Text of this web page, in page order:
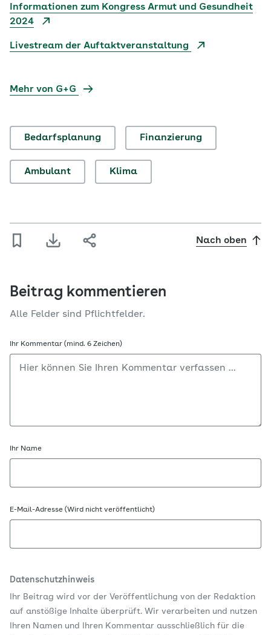
Informationen zum Kongress Armut und Gesundheit
2024
Livestream der Auftaktveranstaltung
Mehr von G+G
Bedarfsplanung Finanzierung
Ambulant Klima
Nach oben
Beitrag kommentieren
Alle Felder sind Pflichtfelder.
Ihr Kommentar (mind. 6 Zeichen)
Ihr Name
E-Mail-Adresse (Wird nicht veröffentlicht)
Datenschutzhinweis
Ihr Beitrag wird vor der Veröffentlichung von der Redaktion
auf anstößige Inhalte überprüft. Wir verarbeiten und nutzen
Ihren Namen und Ihren Kommentar ausschließlich für die